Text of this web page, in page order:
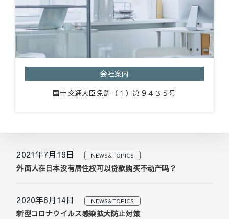
会社案内
国土交通大臣免許（１）第９４３５号
2021年7月19日 NEWS&TOPICS
外面人在日本没有居住权可以贷款购买不动产吗？
2020年6月14日 NEWS&TOPICS
新型コロナウイルス感染拡大防止対策